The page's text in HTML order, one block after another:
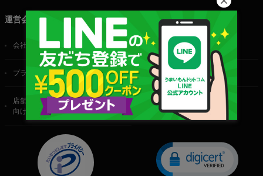
運営会社
会社概要 ご利用規約
プライバシーポリシー 特定商取引法に基づく表記
店舗・法人・生産者様
向けのお問い合わせ